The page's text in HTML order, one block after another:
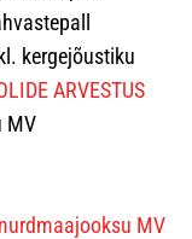
kergejõustiku
ARVESTUS
MV
MV